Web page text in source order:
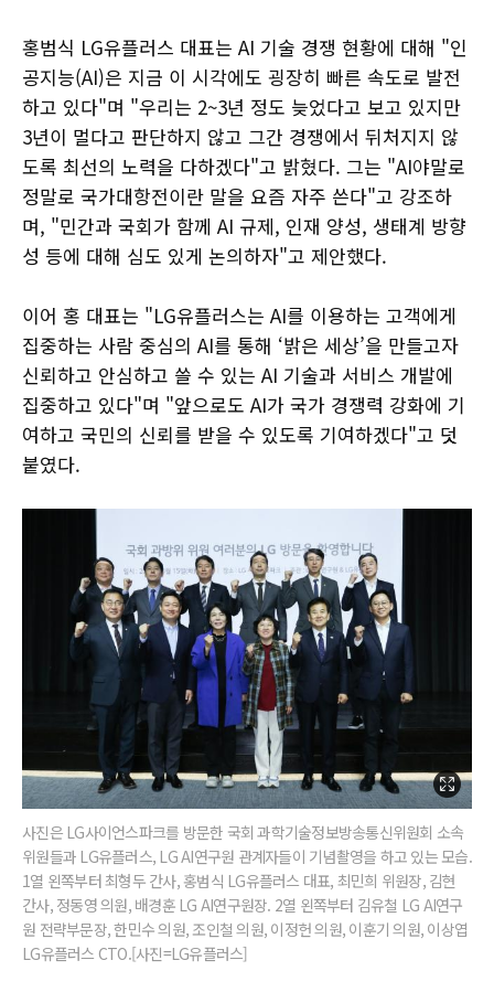
홍범식 LG유플러스 대표는 AI 기술 경쟁 현황에 대해 "인
공지능(AI)은 지금 이 시각에도 굉장히 빠른 속도로 발전
하고 있다"며 "우리는 2~3년 정도 늦었다고 보고 있지만
3년이 멀다고 판단하지 않고 그간 경쟁에서 뒤처지지 않
도록 최선의 노력을 다하겠다"고 밝혔다. 그는 "AI야말로
정말로 국가대항전이란 말을 요즘 자주 쓴다"고 강조하
며, "민간과 국회가 함께 AI 규제, 인재 양성, 생태계 방향
성 등에 대해 심도 있게 논의하자"고 제안했다.
이어 홍 대표는 "LG유플러스는 AI를 이용하는 고객에게
집중하는 사람 중심의 AI를 통해 ‘밝은 세상’을 만들고자
신뢰하고 안심하고 쓸 수 있는 AI 기술과 서비스 개발에
집중하고 있다"며 "앞으로도 AI가 국가 경쟁력 강화에 기
여하고 국민의 신뢰를 받을 수 있도록 기여하겠다"고 덧
붙였다.
사진은 LG사이언스파크를 방문한 국회 과학기술정보방송통신위원회 소속
위원들과 LG유플러스, LG AI연구원 관계자들이 기념촬영을 하고 있는 모습.
1열 왼쪽부터 최형두 간사, 홍범식 LG유플러스 대표, 최민희 위원장, 김현
간사, 정동영 의원, 배경훈 LG AI연구원장. 2열 왼쪽부터 김유철 LG AI연구
원 전략부문장, 한민수 의원, 조인철 의원, 이정헌 의원, 이훈기 의원, 이상엽
LG유플러스 CTO.[사진=LG유플러스]